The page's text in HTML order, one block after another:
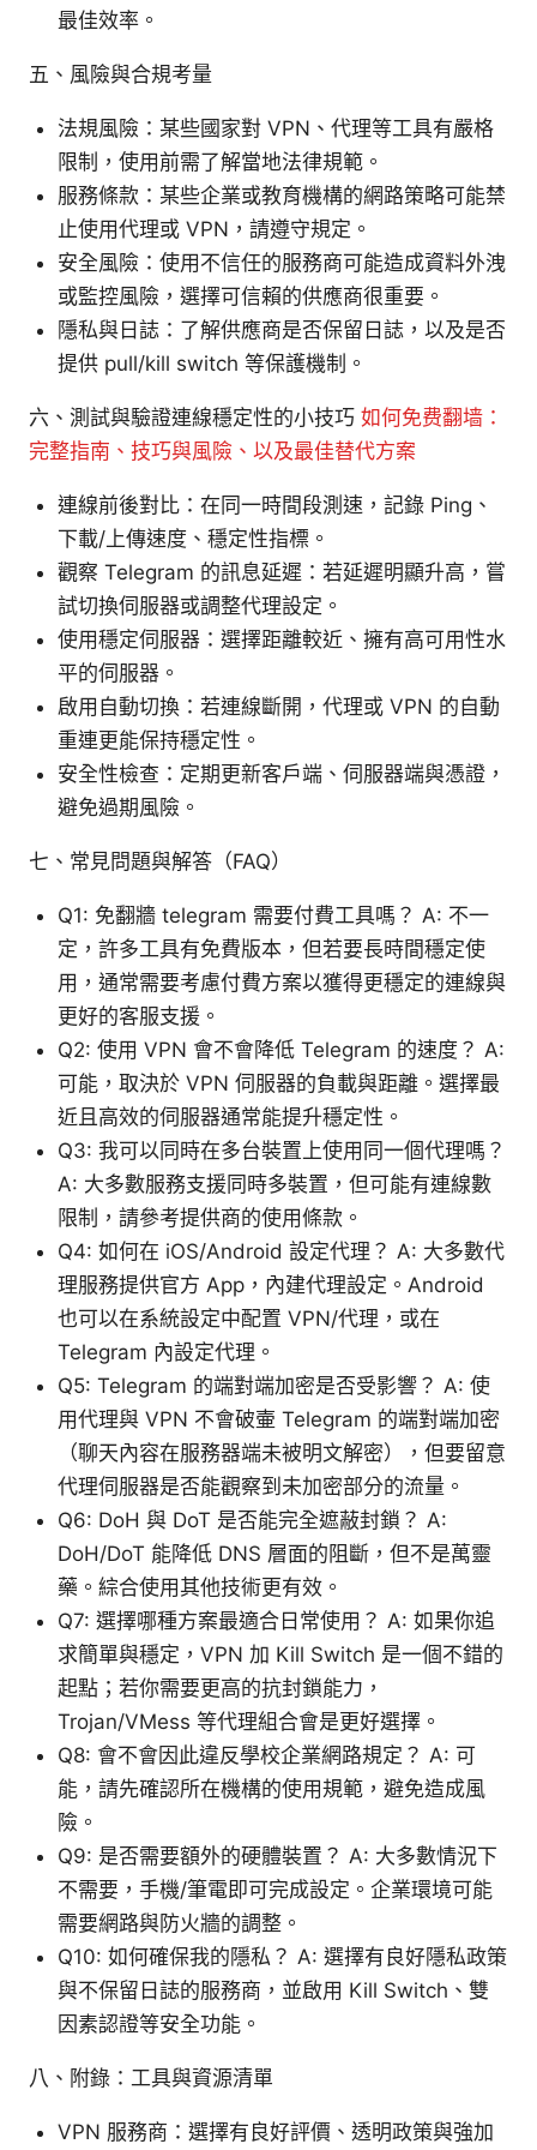
最佳效率。
五、風險與合規考量
法規風險：某些國家對 VPN、代理等工具有嚴格
限制，使用前需了解當地法律規範。
服務條款：某些企業或教育機構的網路策略可能禁
止使用代理或 VPN，請遵守規定。
安全風險：使用不信任的服務商可能造成資料外洩
或監控風險，選擇可信賴的供應商很重要。
隱私與日誌：了解供應商是否保留日誌，以及是否
提供 pull/kill switch 等保護機制。
六、測試與驗證連線穩定性的小技巧 如何免费翻墙：
完整指南、技巧與風險、以及最佳替代方案
連線前後對比：在同一時間段測速，記錄 Ping、
下載/上傳速度、穩定性指標。
觀察 Telegram 的訊息延遲：若延遲明顯升高，嘗
試切換伺服器或調整代理設定。
使用穩定伺服器：選擇距離較近、擁有高可用性水
平的伺服器。
啟用自動切換：若連線斷開，代理或 VPN 的自動
重連更能保持穩定性。
安全性檢查：定期更新客戶端、伺服器端與憑證，
避免過期風險。
七、常見問題與解答（FAQ）
Q1: 免翻牆 telegram 需要付費工具嗎？ A: 不一
定，許多工具有免費版本，但若要長時間穩定使
用，通常需要考慮付費方案以獲得更穩定的連線與
更好的客服支援。
Q2: 使用 VPN 會不會降低 Telegram 的速度？ A:
可能，取決於 VPN 伺服器的負載與距離。選擇最
近且高效的伺服器通常能提升穩定性。
Q3: 我可以同時在多台裝置上使用同一個代理嗎？
A: 大多數服務支援同時多裝置，但可能有連線數
限制，請參考提供商的使用條款。
Q4: 如何在 iOS/Android 設定代理？ A: 大多數代
理服務提供官方 App，內建代理設定。Android
也可以在系統設定中配置 VPN/代理，或在
Telegram 內設定代理。
Q5: Telegram 的端對端加密是否受影響？ A: 使
用代理與 VPN 不會破壷 Telegram 的端對端加密
（聊天內容在服務器端未被明文解密），但要留意
代理伺服器是否能觀察到未加密部分的流量。
Q6: DoH 與 DoT 是否能完全遮蔽封鎖？ A:
DoH/DoT 能降低 DNS 層面的阻斷，但不是萬靈
藥。綜合使用其他技術更有效。
Q7: 選擇哪種方案最適合日常使用？ A: 如果你追
求簡單與穩定，VPN 加 Kill Switch 是一個不錯的
起點；若你需要更高的抗封鎖能力，
Trojan/VMess 等代理組合會是更好選擇。
Q8: 會不會因此違反學校企業網路規定？ A: 可
能，請先確認所在機構的使用規範，避免造成風
險。
Q9: 是否需要額外的硬體裝置？ A: 大多數情況下
不需要，手機/筆電即可完成設定。企業環境可能
需要網路與防火牆的調整。
Q10: 如何確保我的隱私？ A: 選擇有良好隱私政策
與不保留日誌的服務商，並啟用 Kill Switch、雙
因素認證等安全功能。
八、附錄：工具與資源清單
VPN 服務商：選擇有良好評價、透明政策與強加